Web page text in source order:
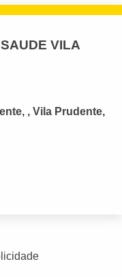
VILA
, Vila Prudente,